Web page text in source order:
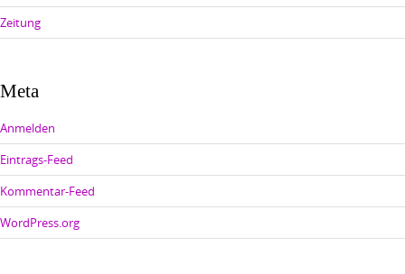
Zeitung
Meta
Anmelden
Eintrags-Feed
Kommentar-Feed
WordPress.org